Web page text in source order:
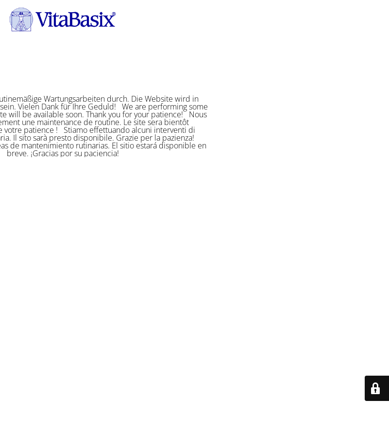
Wartungsarbeiten durch. Die Website wird in
Vielen Dank für Ihre Geduld! We are performing some
will be available soon. Thank you for your patience! Nous
une maintenance de routine. Le site sera bientôt
votre patience ! Stiamo effettuando alcuni interventi di
Il sito sarà presto disponibile. Grazie per la pazienza!
de mantenimiento rutinarias. El sitio estará disponible en
breve. ¡Gracias por su paciencia!